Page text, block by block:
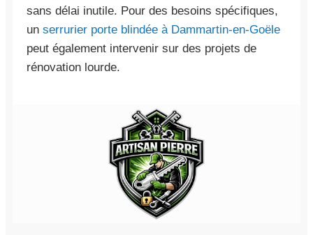
sans délai inutile. Pour des besoins spécifiques,
un serrurier porte blindée à Dammartin-en-Goële
peut également intervenir sur des projets de
rénovation lourde.